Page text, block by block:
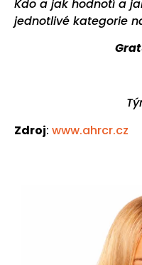
Kdo a jak hodnotí a
jednotlivé kategorie
Zdroj: www.ahrcr.cz